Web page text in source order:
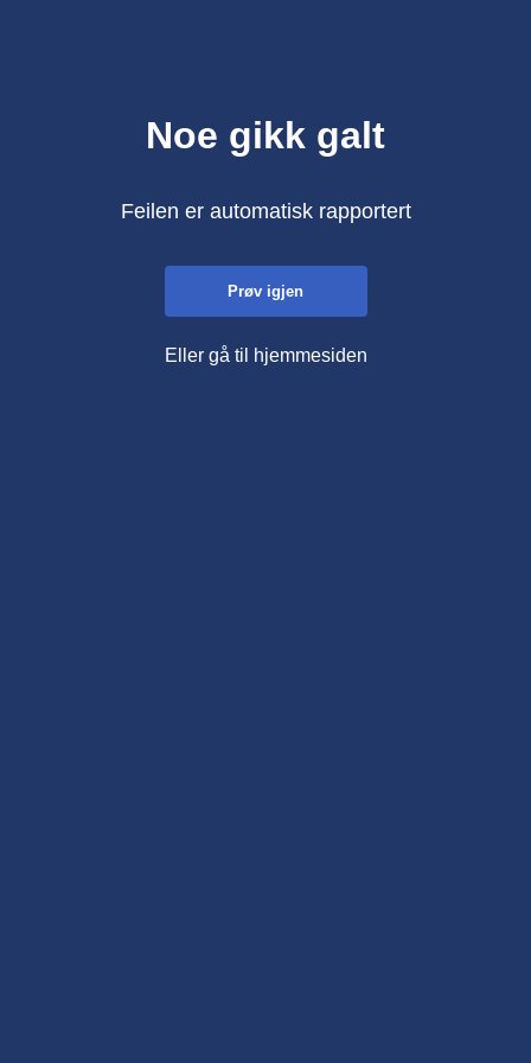
Noe gikk galt
Feilen er automatisk rapportert
Prøv igjen
Eller gå til hjemmesiden